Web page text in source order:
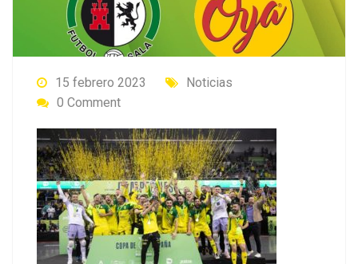
15 febrero 2023
Noticias
0 Comment